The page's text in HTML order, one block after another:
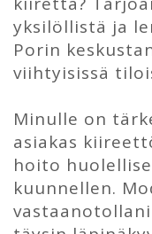
yksilöllistä ja
Porin
viihtyisissä
Minulle on
asiakas
hoito
kuunnellen.